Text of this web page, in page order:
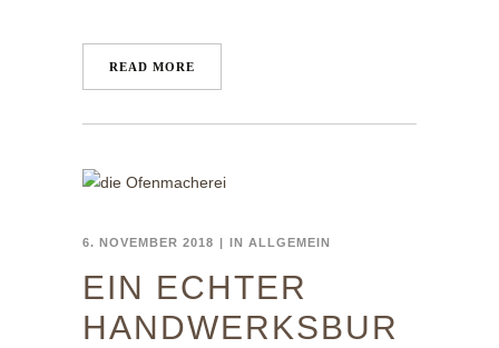
READ MORE
6. NOVEMBER 2018 IN ALLGEMEIN
EIN ECHTER
HANDWERKSBUR